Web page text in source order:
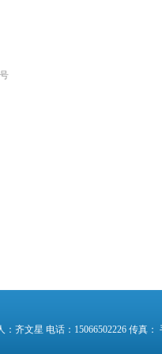
齐文星 电话：15066502226 传真：